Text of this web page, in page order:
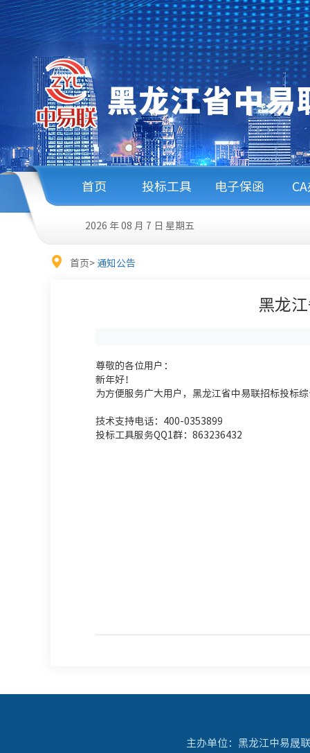
首页 投标工具 电子保函
2026 年 08 月 7 日 星期五
首页> 通知公告
黑龙
尊敬的各位用户：
新年好！
为方便服务广大用户，黑龙江省中易联招标投标
技术支持电话：400-0353899
投标工具服务QQ1群：863236432
主办单位：黑龙江中易晟